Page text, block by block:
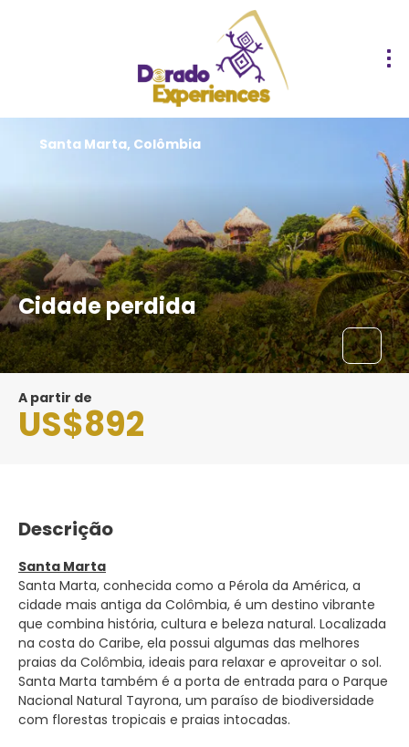
Cidade perdida
Santa Marta, Colômbia
A partir de
US$892
Descrição
Santa Marta
Santa Marta, conhecida como a Pérola da América, a
cidade mais antiga da Colômbia, é um destino vibrante
que combina história, cultura e beleza natural. Localizada
na costa do Caribe, ela possui algumas das melhores
praias da Colômbia, ideais para relaxar e aproveitar o sol.
Santa Marta também é a porta de entrada para o Parque
Nacional Natural Tayrona, um paraíso de biodiversidade
com florestas tropicais e praias intocadas.